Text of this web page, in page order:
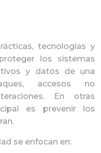
tecnologías y
los sistemas
y datos de una
accesos no
En otras
es prevenir los
se enfocan en: